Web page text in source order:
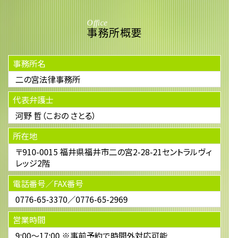
Office
事務所概要
事務所名
二の宮法律事務所
代表弁護士
河野 哲（こおの さとる）
所在地
〒910-0015 福井県福井市二の宮2-28-21セントラルヴィ
レッジ2階
電話番号／FAX番号
0776-65-3370／0776-65-2969
営業時間
9:00～17:00 ※事前予約で時間外対応可能